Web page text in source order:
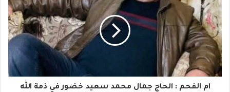
ر
ي
د
ك
ا
ام الفحم : الحاج جمال محمد سعيد خضور في ذمة الله